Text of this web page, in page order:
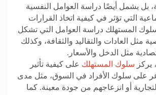
بل يشمل أيضًا دراسة العوامل النفسية
التي تؤثر في كيفية اتخاذ القرارات
سلوك المستهلك دراسة العوامل التي تشكل
مثل العادات والتقاليد والثقافة، وكذلك
مثل الدخل والأسعار.
يركز سلوك المستهلك على كيفية تأثير
على سلوك الأفراد في السوق، مثل مدى
أو انزعاجهم من جودة معينة. كما